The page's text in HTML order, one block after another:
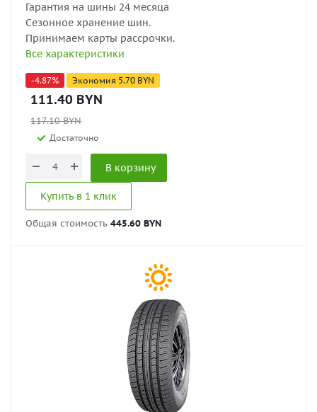
Гарантия на шины 24 месяца
Сезонное хранение шин.
Принимаем карты рассрочки.
Все характеристики
-4.87% Экономия 5.70 BYN
111.40 BYN
117.10BYN
Достаточно
В корзину
Купить в 1 клик
Общая стоимость 445.60 BYN